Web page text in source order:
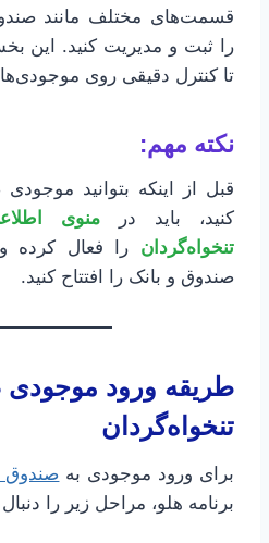
قسمت‌های مختلف مانند
را ثبت و مدیریت کنید. این
تا کنترل دقیقی روی
نکته مهم:
قبل از اینکه بتوانید
کنید، باید درمنوی
تنخواه‌گردان را فعال کرده
صندوق و بانک را افتتاح کنید.
طریقه ورود
تنخواه‌گردان
برای ورود موجودی به صندوق
برنامه هلو، مراحل زیر را دنبال